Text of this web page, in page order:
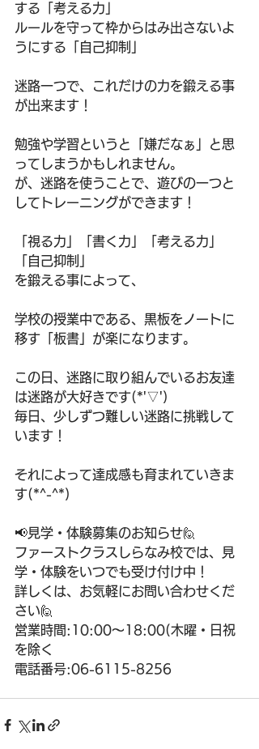
する「考える力」
ルールを守って枠からはみ出さないよ
うにする「自己抑制」
迷路一つで、これだけの力を鍛える事
が出来ます！
勉強や学習というと「嫌だなぁ」と思
ってしまうかもしれません。
が、迷路を使うことで、遊びの一つと
してトレーニングができます！
「視る力」「書く力」「考える力」
「自己抑制」
を鍛える事によって、
学校の授業中である、黒板をノートに
移す「板書」が楽になります。
この日、迷路に取り組んでいるお友達
は迷路が大好きです(*'▽')
毎日、少しずつ難しい迷路に挑戦して
います！
それによって達成感も育まれていきま
す(*^-^*)
📢見学・体験募集のお知らせ🙋
ファーストクラスしらなみ校では、見
学・体験をいつでも受け付け中！
詳しくは、お気軽にお問い合わせくだ
さい🙋
営業時間:10:00〜18:00(木曜・日祝
を除く
電話番号:06-6115-8256